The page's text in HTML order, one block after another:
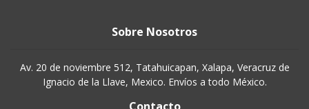
Sobre Nosotros
Av. 20 de noviembre 512, Tatahuicapan, Xalapa, Veracruz de
Ignacio de la Llave, Mexico. Envíos a todo México.